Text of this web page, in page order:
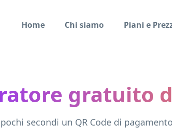
Home
Chi siamo Piani e
gratuito
secondi un QR Code di